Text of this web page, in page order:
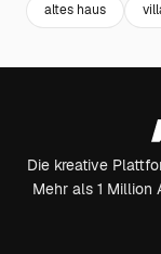
altes haus
Die kreative
Mehr als 1 Million